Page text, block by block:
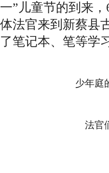
一”儿童节的到来
体法官来到新蔡县
了笔记本、笔等学
少年庭
法官